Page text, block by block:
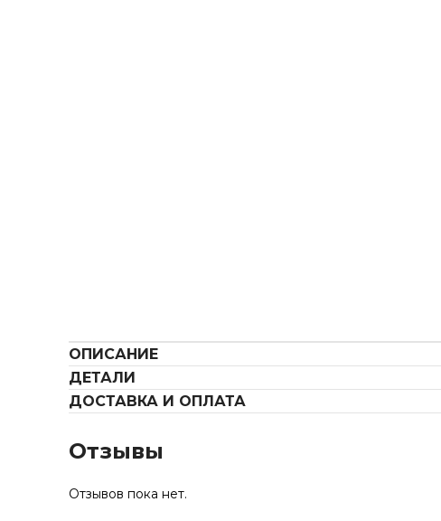
ОПИСАНИЕ
ДЕТАЛИ
ДОСТАВКА И ОПЛАТА
Отзывы
Отзывов пока нет.